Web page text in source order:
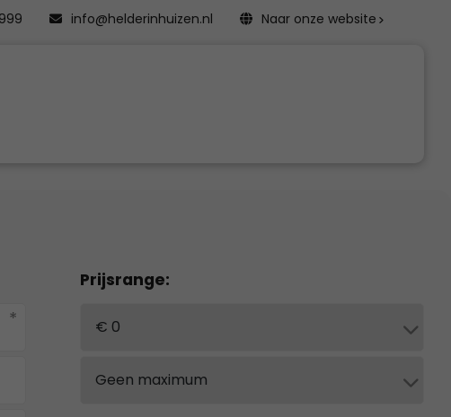
info@helderinhuizen.nl Naar onze website
*
Prijsrange: